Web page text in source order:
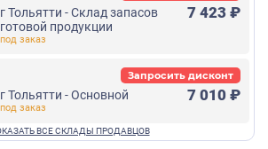
г Тольятти - Склад запасов
готовой продукции
7 423 ₽
г Тольятти - Основной 7 010 ₽
Запросить дисконт